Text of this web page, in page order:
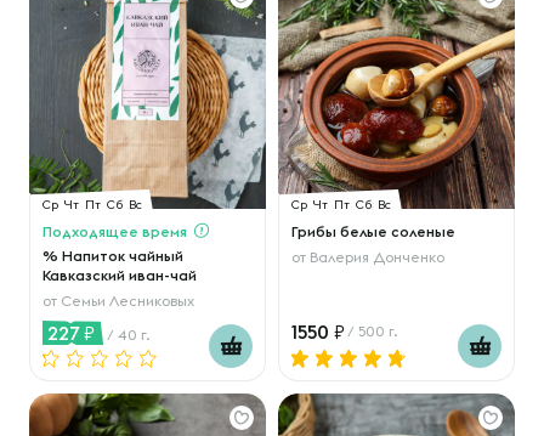
Ср Чт Пт Сб Вс
Подходящее время
% Напиток чайный
Кавказский иван-чай
от Семьи Лесниковых
227 / 40 г.
Ср Чт Пт Сб Вс
Грибы белые соленые
от Валерия Донченко
1550 / 500 г.